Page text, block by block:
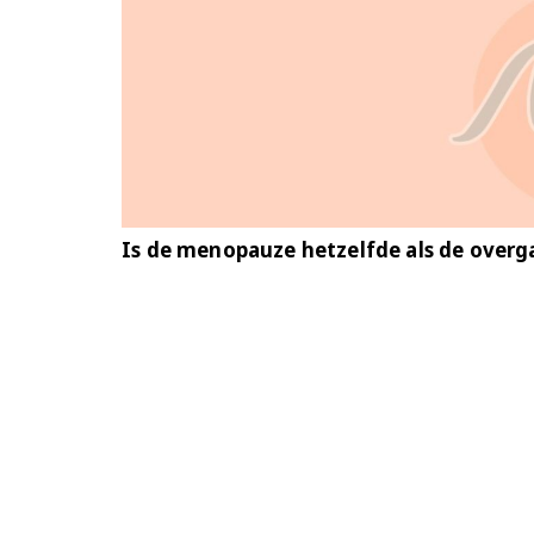
Is de menopauze hetzelfde als de